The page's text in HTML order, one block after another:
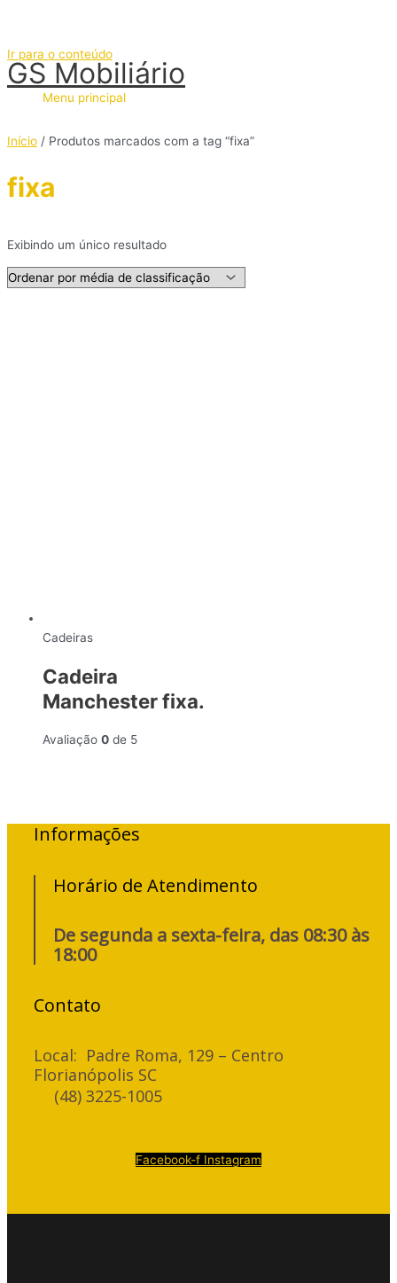
Ir para o conteúdo
GS Mobiliário
Menu principal
Início / Produtos marcados com a tag “fixa”
fixa
Exibindo um único resultado
Cadeiras
Cadeira
Manchester fixa.
Avaliação 0 de 5
Informações
Horário de Atendimento
De segunda a sexta-feira, das 08:30 às
18:00
Contato
Local: Padre Roma, 129 – Centro
Florianópolis SC
(48) 3225-1005
Facebook-f Instagram